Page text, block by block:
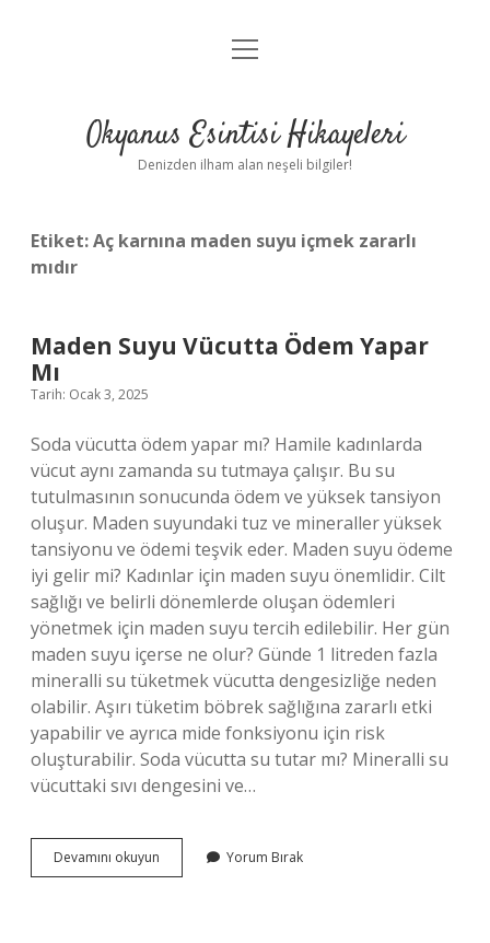
Anasayfa
Yasal Uyarı
menüyü
Okyanus Esintisi Hikayeleri
Denizden ilham alan neşeli bilgiler!
Etiket:Aç karnına maden suyu içmek zararlı
mıdır
Maden Suyu Vücutta Ödem Yapar
Mı
Tarih: Ocak 3, 2025
Soda vücutta ödem yapar mı? Hamile kadınlarda
vücut aynı zamanda su tutmaya çalışır. Bu su
tutulmasının sonucunda ödem ve yüksek tansiyon
oluşur. Maden suyundaki tuz ve mineraller yüksek
tansiyonu ve ödemi teşvik eder. Maden suyu ödeme
iyi gelir mi? Kadınlar için maden suyu önemlidir. Cilt
sağlığı ve belirli dönemlerde oluşan ödemleri
yönetmek için maden suyu tercih edilebilir. Her gün
maden suyu içerse ne olur? Günde 1 litreden fazla
mineralli su tüketmek vücutta dengesizliğe neden
olabilir. Aşırı tüketim böbrek sağlığına zararlı etki
yapabilir ve ayrıca mide fonksiyonu için risk
oluşturabilir. Soda vücutta su tutar mı? Mineralli su
vücuttaki sıvı dengesini ve…
Devamını okuyun
Suyu
Yorum Bırak